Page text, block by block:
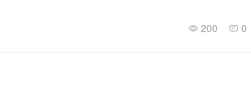
200 0